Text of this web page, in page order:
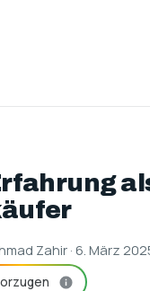
Zahir · 6. März